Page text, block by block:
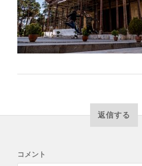
返信する
コメント